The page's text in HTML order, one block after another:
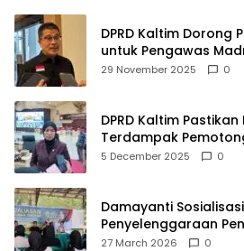
DPRD Kaltim Dorong
untuk Pengawas
Agama
29 November 2025 0
DPRD Kaltim Pastikan
Terdampak
Pusat
5 December 2025 0
Damayanti
Penyelenggaraan
dan Wawasan
27 March 2026 0